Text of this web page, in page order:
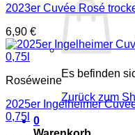
Es befinden
Zurück zum
0
2023er Cuvée Rosé
6,90 €
Roséweine
2025er Ingelheimer
0,75l